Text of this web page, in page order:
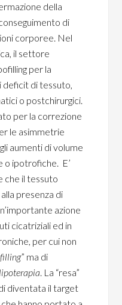
della
di
corporee. Nel
il settore
per la
deficit di tessuto,
o postchirurgici.
per la correzione
le asimmetrie
aumenti di volume
o ipotrofiche. E’
che il tessuto
presenza di
azione
cicatriziali ed in
per cui non
” ma di
lipoterapia. La “resa”
diventata il target